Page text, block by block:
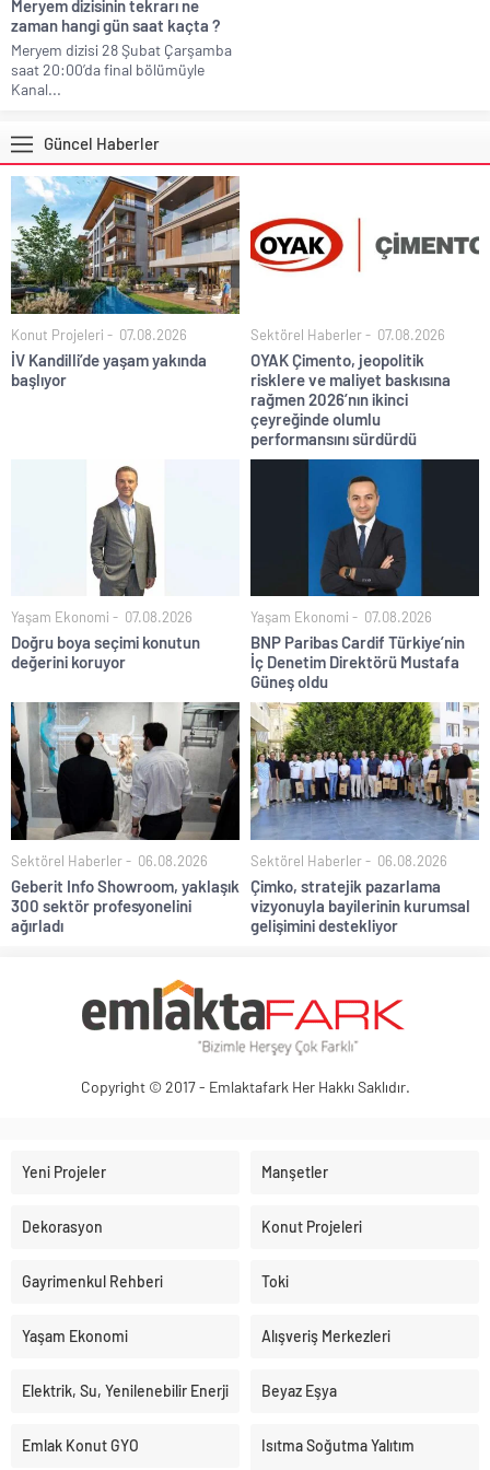
Meryem dizisinin tekrarı ne
zaman hangi gün saat kaçta ?
Meryem dizisi 28 Şubat Çarşamba
saat 20:00’da final bölümüyle
Kanal...
Güncel Haberler
Konut Projeleri 07.08.2026
İV Kandilli’de yaşam yakında
başlıyor
Sektörel Haberler 07.08.2026
OYAK Çimento, jeopolitik
risklere ve maliyet baskısına
rağmen 2026’nın ikinci
çeyreğinde olumlu
performansını sürdürdü
Yaşam Ekonomi 07.08.2026
Doğru boya seçimi konutun
değerini koruyor
Yaşam Ekonomi 07.08.2026
BNP Paribas Cardif Türkiye’nin
İç Denetim Direktörü Mustafa
Güneş oldu
Sektörel Haberler 06.08.2026
Geberit Info Showroom, yaklaşık
300 sektör profesyonelini
ağırladı
Sektörel Haberler 06.08.2026
Çimko, stratejik pazarlama
vizyonuyla bayilerinin kurumsal
gelişimini destekliyor
Copyright © 2017 - Emlaktafark Her Hakkı Saklıdır.
Yeni Projeler Manşetler
Dekorasyon Konut Projeleri
Gayrimenkul Rehberi Toki
Yaşam Ekonomi Alışveriş Merkezleri
Elektrik, Su, Yenilenebilir Enerji Beyaz Eşya
Emlak Konut GYO Isıtma Soğutma Yalıtım